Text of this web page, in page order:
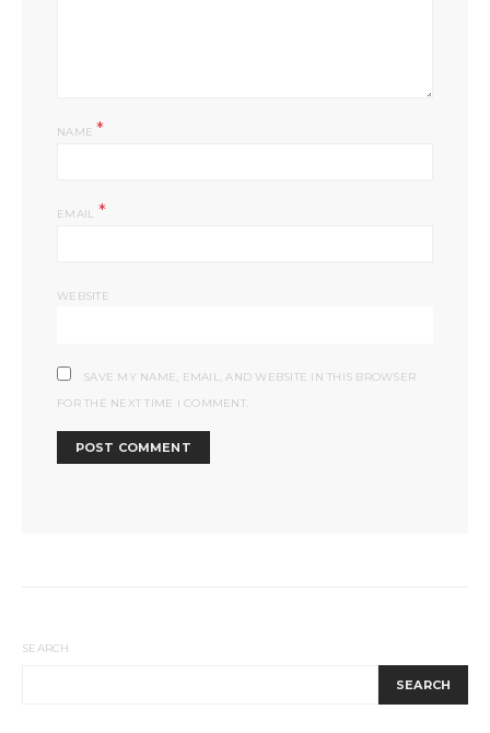
NAME*
EMAIL *
WEBSITE
SAVE MY NAME, EMAIL, AND WEBSITE IN THIS BROWSER
FOR THE NEXT TIME I COMMENT.
SEARCH
SEARCH